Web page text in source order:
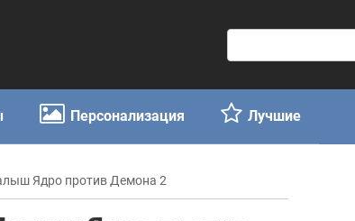
о
с
к
:
Персонализация Лучшие
Ядро против Демона 2